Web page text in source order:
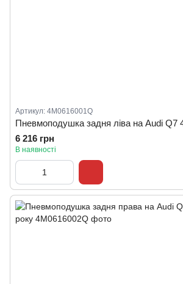
Артикул: 4M0616001Q
Пневмоподушка задня ліва на Audi Q7
6 216 грн
В наявності